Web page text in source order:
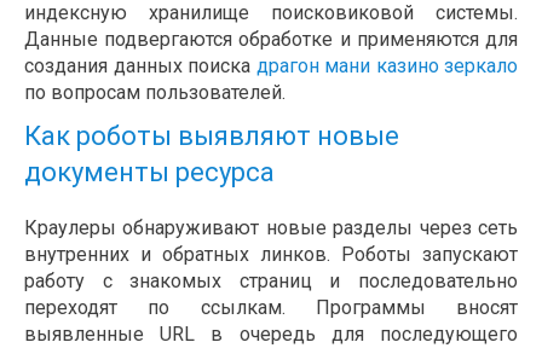
индексную хранилище поисковиковой системы.
Данные подвергаются обработке и применяются для
создания данных поиска драгон мани казино зеркало
по вопросам пользователей.
Как роботы выявляют новые
документы ресурса
Краулеры обнаруживают новые разделы через сеть
внутренних и обратных линков. Роботы запускают
работу с знакомых страниц и последовательно
переходят по ссылкам. Программы вносят
выявленные URL в очередь для последующего